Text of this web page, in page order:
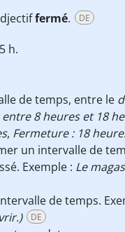
fermé. DE
h.
de temps, entre le
8 heures et 18
, Fermeture : 18
un intervalle de
Exemple : Le
de temps.
DE